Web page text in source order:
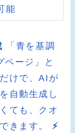
能
「青を基調
ページ」と
けで、AIが
自動生成し
ても、クオ
きます。 ⚡